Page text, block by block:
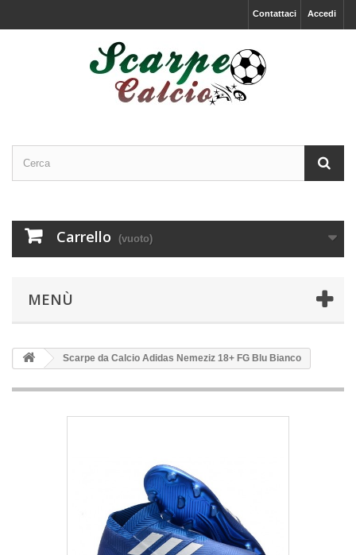
Accedi
Contattaci
Carrello (vuoto)
MENÙ
Scarpe da Calcio Adidas Nemeziz 18+ FG Blu Bianco